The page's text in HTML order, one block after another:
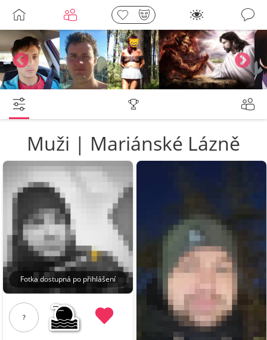
barnycze
Muži | Mariánské Lázně
Fotka dostupná po přihlášení
?
Galerie